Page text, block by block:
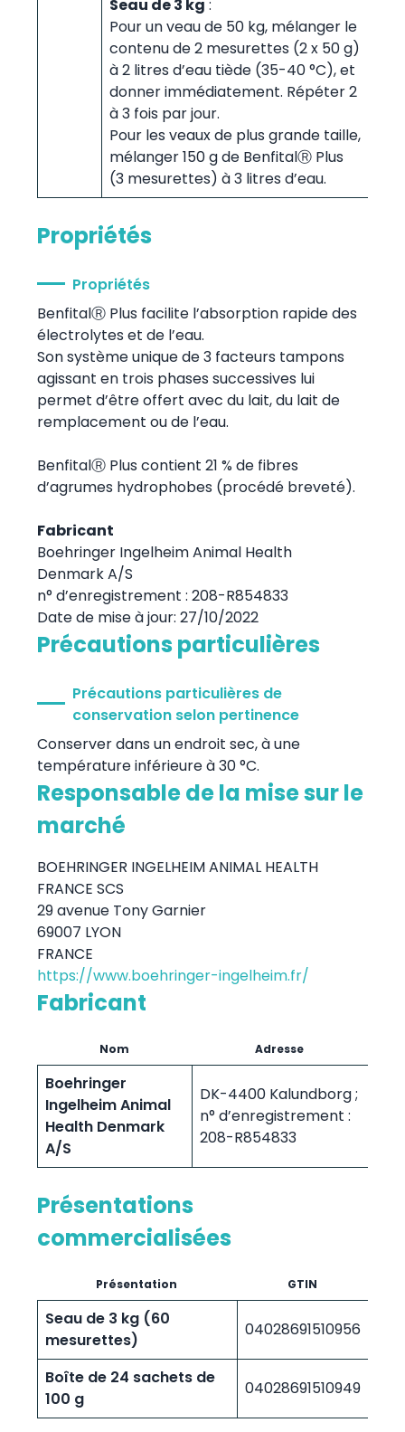
Seau de 3 kg :
Pour un veau de 50 kg, mélanger le
contenu de 2 mesurettes (2 x 50 g)
à 2 litres d’eau tiède (35-40 °C), et
donner immédiatement. Répéter 2
à 3 fois par jour.
Pour les veaux de plus grande taille,
mélanger 150 g de BenfitalⓇ Plus
(3 mesurettes) à 3 litres d’eau.
Propriétés
Propriétés
BenfitalⓇ Plus facilite l’absorption rapide des
électrolytes et de l’eau.
Son système unique de 3 facteurs tampons
agissant en trois phases successives lui
permet d’être offert avec du lait, du lait de
remplacement ou de l’eau.
BenfitalⓇ Plus contient 21 % de fibres
d’agrumes hydrophobes (procédé breveté).
Fabricant
Boehringer Ingelheim Animal Health
Denmark A/S
n° d’enregistrement : 208-R854833
Date de mise à jour: 27/10/2022
Précautions particulières
Précautions particulières de
conservation selon pertinence
Conserver dans un endroit sec, à une
température inférieure à 30 °C.
Responsable de la mise sur le
marché
BOEHRINGER INGELHEIM ANIMAL HEALTH
FRANCE SCS
29 avenue Tony Garnier
69007 LYON
FRANCE
https://www.boehringer-ingelheim.fr/
Fabricant
Nom Adresse
Boehringer
Ingelheim Animal
Health Denmark
A/S
DK-4400 Kalundborg ;
n° d’enregistrement :
208-R854833
Présentations
commercialisées
Présentation GTIN
Seau de 3 kg (60
mesurettes)
04028691510956
Boîte de 24 sachets de
100 g
04028691510949